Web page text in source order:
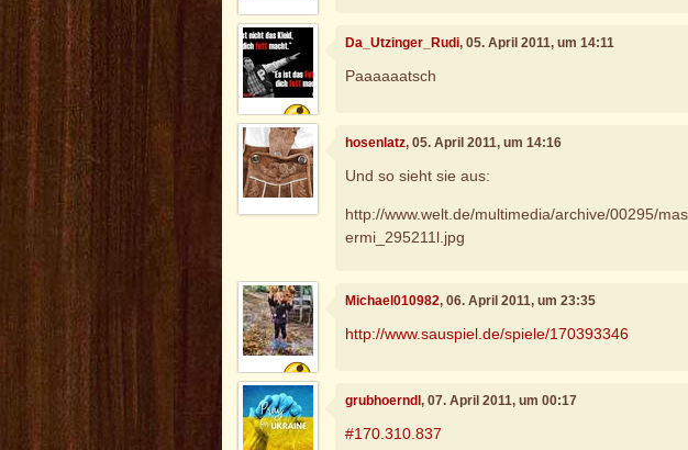
Da_Utzinger_Rudi, 05. April 2011, um 14:11
Paaaaaatsch
hosenlatz, 05. April 2011, um 14:16
Und so sieht sie aus:
http://www.welt.de/multimedia/archive/00295/
ermi_295211l.jpg
Michael010982, 06. April 2011, um 23:35
http://www.sauspiel.de/spiele/170393346
grubhoerndl, 07. April 2011, um 00:17
#170.310.837